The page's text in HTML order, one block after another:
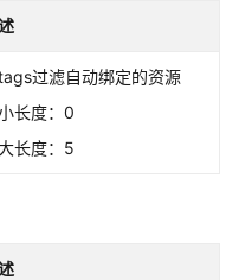
过滤自动绑定的资源
长度：0
长度：5